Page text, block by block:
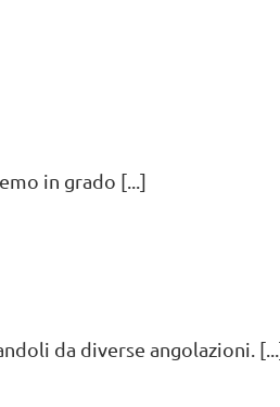
in grado [...]
da diverse angolazioni.